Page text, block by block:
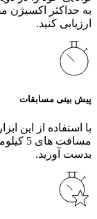
به حداکثر اکسیژن
ارزیابی کنید.
پیش بینی مسابقات
با استفاده از این
بدست آورید.